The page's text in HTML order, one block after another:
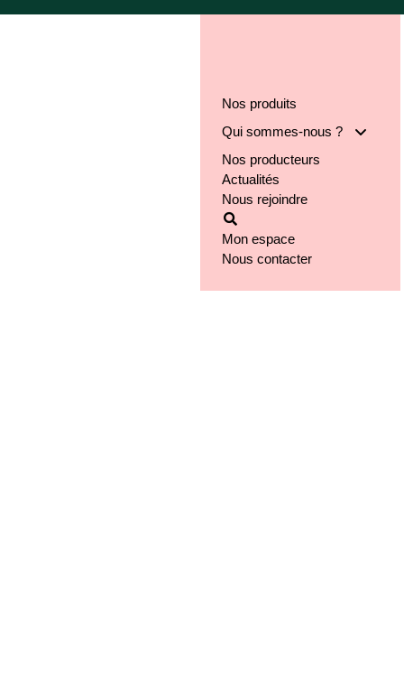
Nos produits
Qui sommes-nous ?
Notre groupe
Nos engagements
Notre implantation
Nos producteurs
Actualités
Nous rejoindre
Mon espace
Nous contacter